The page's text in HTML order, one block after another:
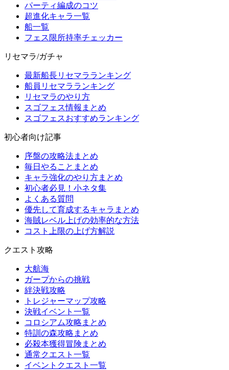
パーティ編成のコツ
超進化キャラ一覧
船一覧
フェス限所持率チェッカー
リセマラ/ガチャ
最新船長リセマラランキング
船員リセマラランキング
リセマラのやり方
スゴフェス情報まとめ
スゴフェスおすすめランキング
初心者向け記事
序盤の攻略法まとめ
毎日やることまとめ
キャラ強化のやり方まとめ
初心者必見！小ネタ集
よくある質問
優先して育成するキャラまとめ
海賊レベル上げの効率的な方法
コスト上限の上げ方解説
クエスト攻略
大航海
ガープからの挑戦
絆決戦攻略
トレジャーマップ攻略
決戦イベント一覧
コロシアム攻略まとめ
特訓の森攻略まとめ
必殺本獲得冒険まとめ
通常クエスト一覧
イベントクエスト一覧